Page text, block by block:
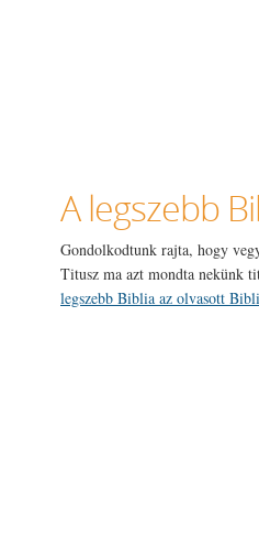
A legszebb
Gondolkodtunk rajta, hogy
Titusz ma azt mondta nekünk
legszebb Biblia az olvasott